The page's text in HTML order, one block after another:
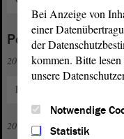
Politische und
2011
Eintritt in die CDU
2019 bis 2024
Bei Anzeige von
einer
der
kommen. Bitte
unsere
Notwendige
Statistik